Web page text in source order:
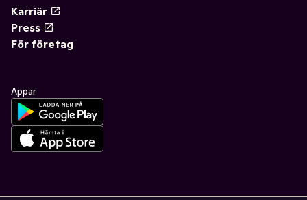
Karriär
Press
För företag
Appar